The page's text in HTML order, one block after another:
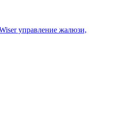
управление жалюзи,